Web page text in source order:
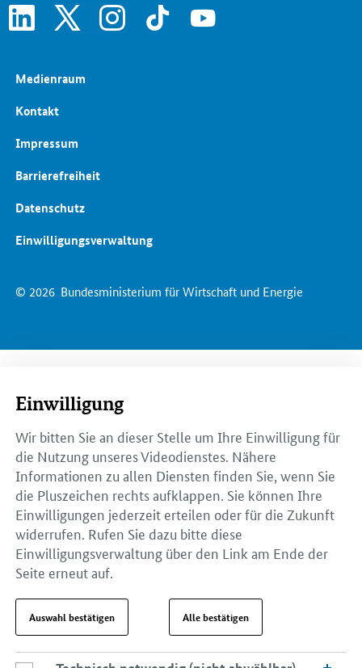
linkedin instagram tiktok youtube
© 2026 Bundesministerium für Wirtschaft und Energie
Medienraum
Kontakt
Impressum
Barrierefreiheit
Datenschutz
Einwilligungsverwaltung
Einwilligung
Wir bitten Sie an dieser Stelle um Ihre Einwilligung für
die Nutzung unseres Videodienstes. Nähere
Informationen zu allen Diensten finden Sie, wenn Sie
die Pluszeichen rechts aufklappen. Sie können Ihre
Einwilligungen jederzeit erteilen oder für die Zukunft
widerrufen. Rufen Sie dazu bitte diese
Einwilligungsverwaltung über den Link am Ende der
Seite erneut auf.
Auswahl bestätigen Alle bestätigen